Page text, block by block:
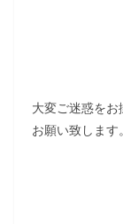
大変ご迷惑をお
お願い致します。